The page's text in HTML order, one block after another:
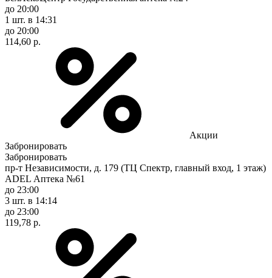
до 20:00
1 шт. в 14:31
до 20:00
114,60 р.
Акции
Забронировать
Забронировать
пр-т Независимости, д. 179 (ТЦ Спектр, главный вход, 1 этаж)
ADEL Аптека №61
до 23:00
3 шт. в 14:14
до 23:00
119,78 р.